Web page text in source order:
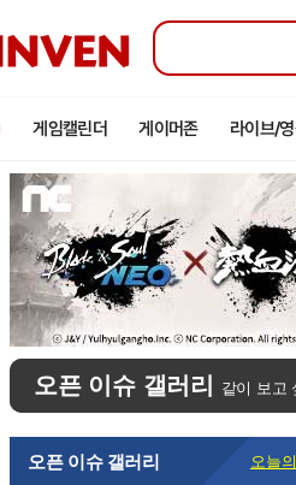
게임캘린더 게이머존 라이브/
오픈 이슈 갤러리 같이 보고
오픈 이슈 갤러리 오늘